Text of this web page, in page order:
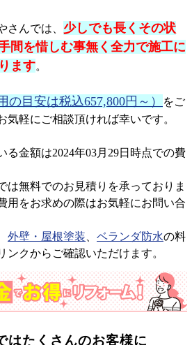
んでは、 少しでも長くその状
間を惜しむ事無く全力で施工に
ます。
目安は税込657,800円～）
をご
気軽にご相談頂ければ幸いです。
金額は2024年03月29日時点での費
無料でのお見積りを承っておりま
用をお求めの際はお気軽にお問い合
外壁・屋根塗装、 ベランダ防水の料
ンクからご確認いただけます。
はたくさんのお客様に